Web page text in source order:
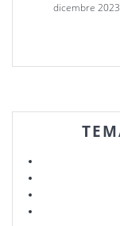
dicembre